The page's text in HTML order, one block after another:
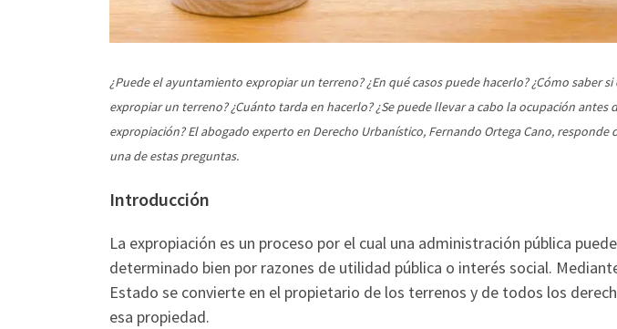
¿Puede el ayuntamiento expropiar un terreno? ¿En qué casos puede hacerlo? ¿Cómo saber
expropiar un terreno? ¿Cuánto tarda en hacerlo? ¿Se puede llevar a cabo la ocupación antes
expropiación? El abogado experto en Derecho Urbanístico, Fernando Ortega Cano, responde
una de estas preguntas.
Introducción
La expropiación es un proceso por el cual una administración pública
determinado bien por razones de utilidad pública o interés social.
Estado se convierte en el propietario de los terrenos y de todos los
esa propiedad.